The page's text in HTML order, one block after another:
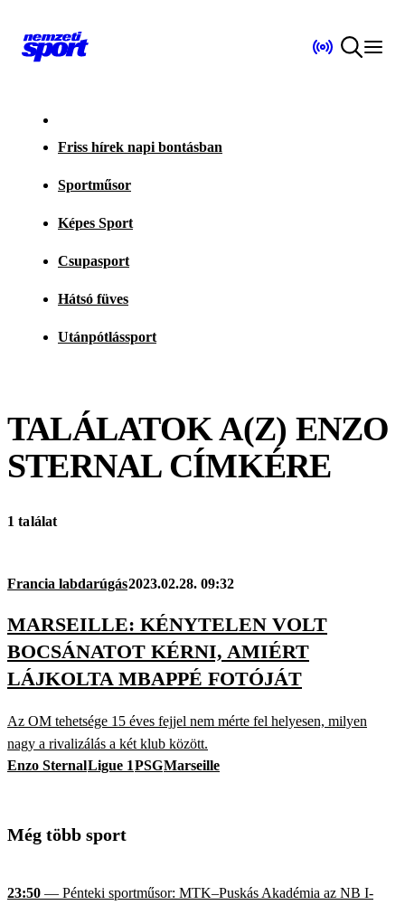
Friss hírek napi bontásban
Sportműsor
Képes Sport
Csupasport
Hátsó füves
Utánpótlássport
TALÁLATOK A(Z) ENZO
STERNALCÍMKÉRE
1 találat
Francia labdarúgás2023.02.28. 09:32
MARSEILLE: KÉNYTELEN VOLT
BOCSÁNATOT KÉRNI, AMIÉRT
LÁJKOLTA MBAPPÉ FOTÓJÁT
Az OM tehetsége 15 éves fejjel nem mérte fel helyesen, milyen
nagy a rivalizálás a két klub között.
Enzo SternalLigue 1PSGMarseille
Még több sport
23:50 — Pénteki sportműsor: MTK–Puskás Akadémia az NB I-